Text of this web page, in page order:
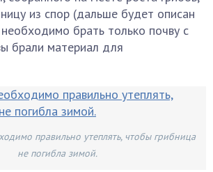
из спор (дальше будет описан
брать только почву с
брали материал для
правильно утеплять, чтобы грибница
не погибла зимой.